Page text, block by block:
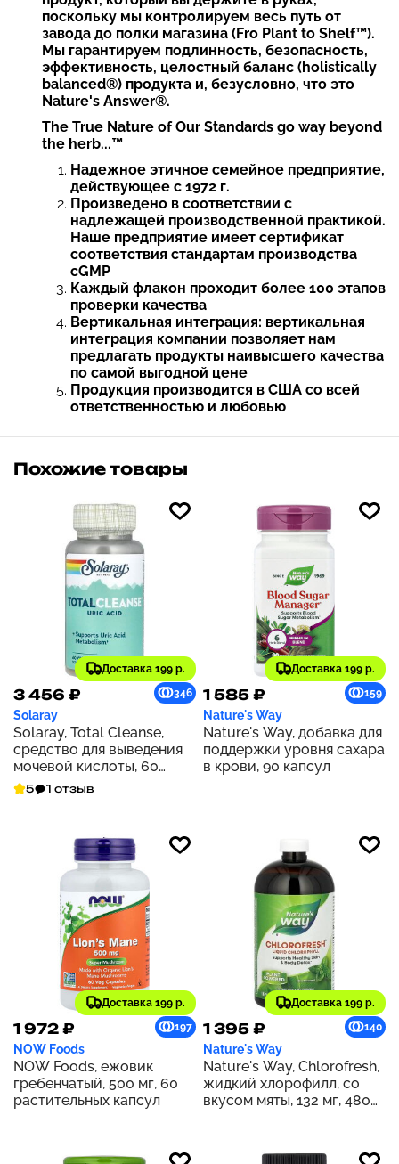
поскольку мы контролируем весь путь от
завода до полки магазина (Fro Plant to Shelf™).
Мы гарантируем подлинность, безопасность,
эффективность, целостный баланс (holistically
balanced®) продукта и, безусловно, что это
Nature's Answer®.
The True Nature of Our Standards go way beyond
the herb...™
Надежное этичное семейное предприятие,
действующее с 1972 г.
Произведено в соответствии с
надлежащей производственной практикой.
Наше предприятие имеет сертификат
соответствия стандартам производства
cGMP
Каждый флакон проходит более 100 этапов
проверки качества
Вертикальная интеграция: вертикальная
интеграция компании позволяет нам
предлагать продукты наивысшего качества
по самой выгодной цене
Продукция производится в США со всей
ответственностью и любовью
Похожие товары
Доставка 199 р.
3 456 ₽ 346
Solaray
Solaray, Total Cleanse,
средство для выведения
мочевой кислоты, 60
растительных капсул
5 1 отзыв
Доставка 199 р.
1 585 ₽ 159
Nature's Way
Nature's Way, добавка для
поддержки уровня сахара
в крови, 90 капсул
Доставка 199 р.
1 972 ₽ 197
NOW Foods
NOW Foods, ежовик
гребенчатый, 500 мг, 60
растительных капсул
Доставка 199 р.
1 395 ₽ 140
Nature's Way
Nature's Way, Chlorofresh,
жидкий хлорофилл, со
вкусом мяты, 132 мг, 480